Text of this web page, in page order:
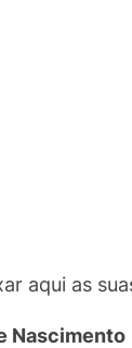
aqui as
Nascimento